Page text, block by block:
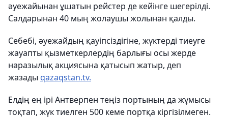
әуежайынан ұшатын рейстер де кейінге шегерілді.
Салдарынан 40 мың жолаушы жолынан қалды.
Себебі, әуежайдың қауіпсіздігіне, жүктерді тиеуге
жауапты қызметкерлердің барлығы осы жерде
наразылық акциясына қатысып жатыр, деп
жазады qazaqstan.tv.
Елдің ең ірі Антверпен теңіз портының да жұмысы
тоқтап, жүк тиелген 500 кеме портқа кіргізілмеген.